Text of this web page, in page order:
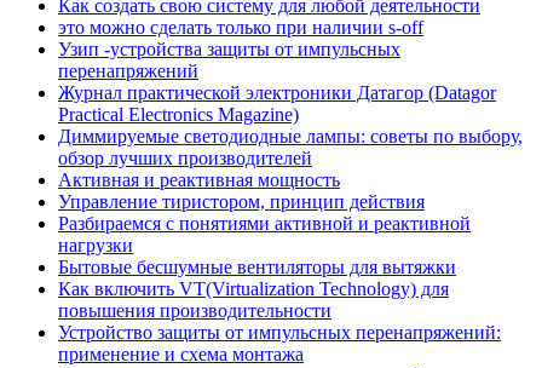
Как создать свою систему для любой деятельности
это можно сделать только при наличии s-off
Узип -устройства защиты от импульсных
перенапряжений
Журнал практической электроники Датагор (Datagor
Practical Electronics Magazine)
Диммируемые светодиодные лампы: советы по выбору,
обзор лучших производителей
Активная и реактивная мощность
Управление тиристором, принцип действия
Разбираемся с понятиями активной и реактивной
нагрузки
Бытовые бесшумные вентиляторы для вытяжки
Как включить VT(Virtualization Technology) для
повышения производительности
Устройство защиты от импульсных перенапряжений:
применение и схема монтажа